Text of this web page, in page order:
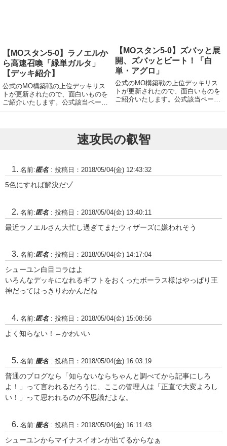
【MOスタン5-0】ラノエルか
ら高速召喚「緑単ガルタ」
【デッキ紹介】
公式のMO構築戦の上位デッキリス
トが更新されたので、面白いものを
ご紹介いたします。公式該当ページ
(英語)デッキリストはコチラ。クリ
《ラノワールのエルフ》4 《マーフ
【MOスタン5-0】ズバッと展
開、ズバッとビート！「白
単・アグロ」
公式のMO構築戦の上位デッキリス
トが更新されたので、面白いものを
ご紹介いたします。公式該当ページ
+フェイの贈り物》ELD4:《癒し手
の...
速攻民の叡智
名前:匿名 : 投稿日：2018/05/04(金) 12:43:32
5色にすれば解決だゾ
名前:匿名 : 投稿日：2018/05/04(金) 13:40:11
最近ラノエルさん大忙し過ぎてまたウィザーズに嫌われそう
名前:匿名 : 投稿日：2018/05/04(金) 14:17:04
シューユン白目コラはよ
いろんなデッキになれるギフトをおくったボーラス様はやっぱり王
神だってはっきりわかんだね
名前:匿名 : 投稿日：2018/05/04(金) 15:08:56
よく知らない！←かわいい
名前:匿名 : 投稿日：2018/05/04(金) 16:03:19
普通のブログなら「知らないならちゃんと調べてから記事にしろ
よ！」って言われるだろうに、ここの管理人は「正直で大変よろし
い！」って思われるのが不思議だよな。
名前:匿名 : 投稿日：2018/05/04(金) 16:11:43
シューユンからマイナスイオンが出てるからなぁ